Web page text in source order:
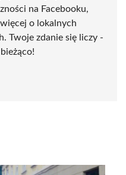
na Facebooku,
o lokalnych
Twoje zdanie się liczy -